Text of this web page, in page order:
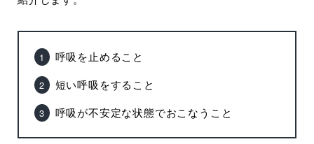
呼吸を止めること
短い呼吸をすること
呼吸が不安定な状態でおこなうこと